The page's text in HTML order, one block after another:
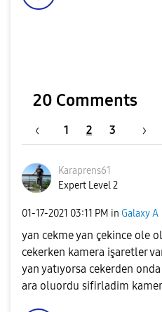
20 Comments
1 2 3
Karaprens61
Expert Level 2
‎01-17-2021 03:11 PM in Galaxy A
yan cekme yan çekince ole
cekerken kamera işaretler
yan yatıyorsa cekerden
ara oluordu sifirladim